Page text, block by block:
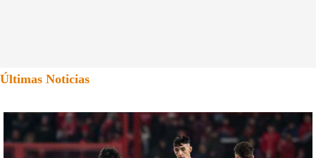
Últimas Noticias